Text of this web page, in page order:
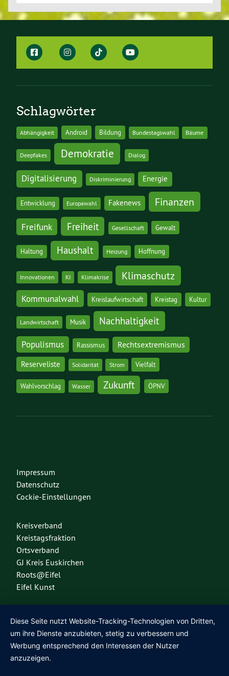
Schlagwörter
Abhängigkeit Android Bildung Bundestagswahl Bäume
Deepfakes Demokratie Dialog
Digitalisierung Diskriminierung Energie
Entwicklung Europawahl Fakenews Finanzen
Freifunk Freiheit Gesellschaft Gewalt
Haltung Haushalt Heizung Hoffnung
Innovationen KI Klimakrise Klimaschutz
Kommunalwahl Kreislaufwirtschaft Kreistag Kultur
Landwirtschaft Musik Nachhaltigkeit
Populismus Rassismus Rechtsextremismus
Reserveliste Solidarität Strom Vielfalt
Wahlvorschlag Wasser Zukunft ÖPNV
Impressum
Datenschutz
Cockie-Einstellungen
Kreisverband
Kreistagsfraktion
Ortsverband
GJ Kreis Euskirchen
Roots@Eifel
Eifel Kunst
Diese Seite nutzt das freie Wordpress-ThemeUrwahl3000. Erstellt mit❤von
Design & Kommunikation im modulbüro.
Diese Seite nutzt Website-Tracking-Technologien von Dritten,
um ihre Dienste anzubieten, stetig zu verbessern und
Werbung entsprechend den Interessen der Nutzer
anzuzeigen.